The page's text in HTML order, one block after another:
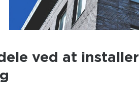
ved at